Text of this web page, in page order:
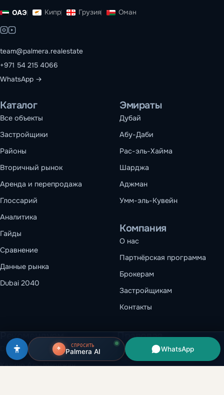
ОАЭ Кипр Грузия Оман
team@palmera.realestate
+971 54 215 4066
WhatsApp →
Каталог
Все объекты
Застройщики
Районы
Вторичный рынок
Аренда и перепродажа
Глоссарий
Аналитика
Гайды
Сравнение
Данные рынка
Dubai 2040
Эмираты
Дубай
Абу-Даби
Рас-эль-Хайма
Шарджа
Аджман
Умм-эль-Кувейн
Компания
О нас
Партнёрская программа
Брокерам
Застройщикам
Контакты
Рекомендуем
Dubai Creek Harbour
Казино Аль-Марджан
Правовая
информация
Условия использования
СПРОСИТЬ
Palmera AI WhatsApp